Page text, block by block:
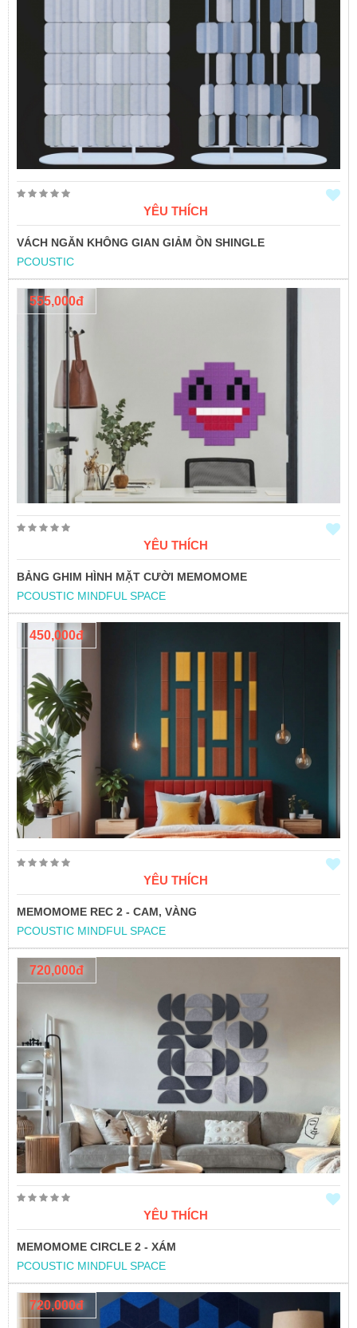
YÊU THÍCH
VÁCH NGĂN KHÔNG GIAN GIẢM ỒN SHINGLE
PCOUSTIC
555,000đ
YÊU THÍCH
BẢNG GHIM HÌNH MẶT CƯỜI MEMOMOME
PCOUSTIC MINDFUL SPACE
450,000đ
YÊU THÍCH
MEMOMOME REC 2 - CAM, VÀNG
PCOUSTIC MINDFUL SPACE
720,000đ
YÊU THÍCH
MEMOMOME CIRCLE 2 - XÁM
PCOUSTIC MINDFUL SPACE
720,000đ